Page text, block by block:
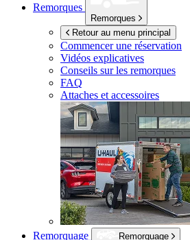
Remorques
Remorques
Retour au menu principal
Commencer une réservation
Vidéos explicatives
Conseils sur les remorques
FAQ
Attaches et accessoires
Remorquage
Remorquage